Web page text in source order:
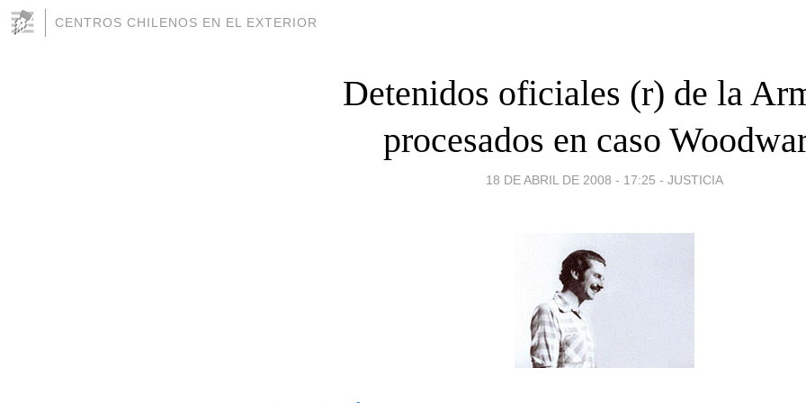
CENTROS CHILENOS EN EL EXTERIOR
Detenidos oficiales (r) de la
procesados en caso
18 DE ABRIL DE 2008 - 17:25 - JUSTICIA